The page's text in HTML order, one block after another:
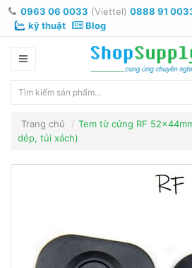
0963 06 0033 (Viettel) 0888 91
kỹ thuật
Blog
Trang chủ
Tem từ cứng RF
dép, túi xách)